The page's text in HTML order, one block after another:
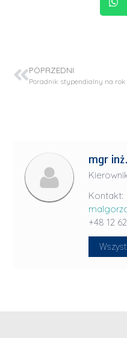
POPRZEDNI
mgr
Kontakt:
+48 12